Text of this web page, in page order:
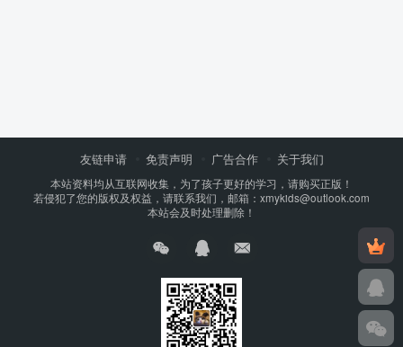
友链申请 免责声明 广告合作 关于我们
本站资料均从互联网收集，为了孩子更好的学习，请购买正版！
若侵犯了您的版权及权益，请联系我们，邮箱：xmykids@outlook.com
本站会及时处理删除！